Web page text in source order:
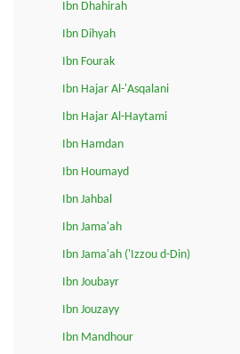
Ibn Dhahirah
Ibn Dihyah
Ibn Fourak
Ibn Hajar Al-'Asqalani
Ibn Hajar Al-Haytami
Ibn Hamdan
Ibn Houmayd
Ibn Jahbal
Ibn Jama'ah
Ibn Jama'ah ('Izzou d-Din)
Ibn Joubayr
Ibn Jouzayy
Ibn Mandhour